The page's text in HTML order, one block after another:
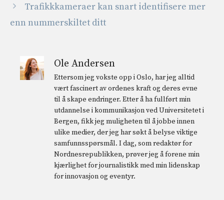
Trafikkkameraer kan snart identifisere mer
enn nummerskiltet ditt
Ole Andersen
Ettersom jeg vokste opp i Oslo, har jeg alltid
vært fascinert av ordenes kraft og deres evne
til å skape endringer. Etter å ha fullført min
utdannelse i kommunikasjon ved Universitetet i
Bergen, fikk jeg muligheten til å jobbe innen
ulike medier, der jeg har søkt å belyse viktige
samfunnsspørsmål. I dag, som redaktør for
Nordnesrepublikken, prøver jeg å forene min
kjærlighet for journalistikk med min lidenskap
for innovasjon og eventyr.